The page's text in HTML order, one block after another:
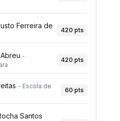
Ferreira de
420 pts
-
420 pts
- Escola de
60 pts
Santos